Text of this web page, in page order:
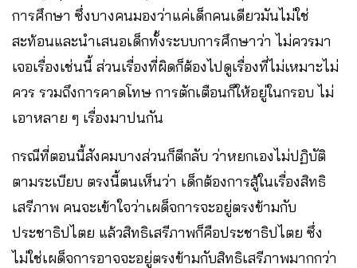
การศึกษา ซึ่งบางคนมองว่าแค่เด็กคนเดียวมันไม่ใช่
สะท้อนและนำเสนอเด็กทั้งระบบการศึกษาว่า ไม่ควรมา
เจอเรื่องเช่นนี้ ส่วนเรื่องที่ผิดก็ต้องไปดูเรื่องที่ไม่เหมาะไม่
ควร รวมถึงการคาดโทษ การตักเตือนก็ให้อยู่ในกรอบ ไม่
เอาหลาย ๆ เรื่องมาปนกัน
กรณีที่ตอนนี้สังคมบางส่วนก็ตีกลับ ว่าหยกเองไม่ปฏิบัติ
ตามระเบียบ ตรงนี้ตนเห็นว่า เด็กต้องการสู้ในเรื่องสิทธิ
เสรีภาพ คนจะเข้าใจว่าเผด็จการจะอยู่ตรงข้ามกับ
ประชาธิปไตย แล้วสิทธิเสรีภาพก็คือประชาธิปไตย ซึ่ง
ไม่ใช่เผด็จการอาจจะอยู่ตรงข้ามกับสิทธิเสรีภาพมากกว่า